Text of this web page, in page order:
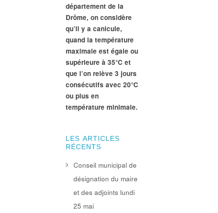
département de la
Drôme, on considère
qu’il y a canicule,
quand la température
maximale est égale ou
supérieure à 35°C et
que l’on relève 3 jours
consécutifs avec 20°C
ou plus en
température minimale.
LES ARTICLES
RÉCENTS
Conseil municipal de
désignation du maire
et des adjoints lundi
25 mai